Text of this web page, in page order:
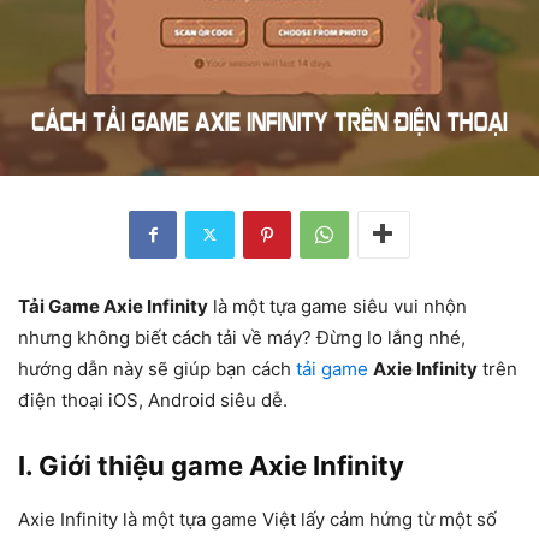
Tải Game Axie Infinity là một tựa game siêu vui nhộn
nhưng không biết cách tải về máy? Đừng lo lắng nhé,
hướng dẫn này sẽ giúp bạn cách tải game Axie Infinity trên
điện thoại iOS, Android siêu dễ.
I. Giới thiệu game Axie Infinity
Axie Infinity là một tựa game Việt lấy cảm hứng từ một số